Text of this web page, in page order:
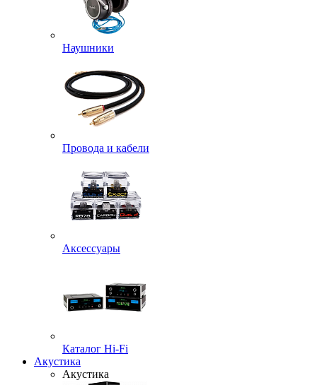
Наушники
Провода и кабели
Аксессуары
Каталог Hi-Fi
Акустика
Акустика